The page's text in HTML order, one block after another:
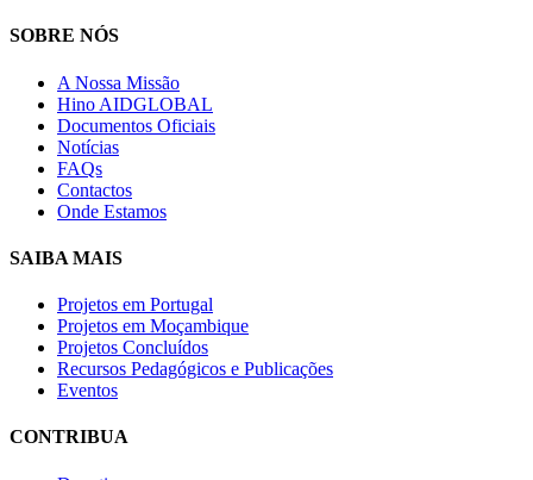
SOBRE NÓS
A Nossa Missão
Hino AIDGLOBAL
Documentos Oficiais
Notícias
FAQs
Contactos
Onde Estamos
SAIBA MAIS
Projetos em Portugal
Projetos em Moçambique
Projetos Concluídos
Recursos Pedagógicos e Publicações
Eventos
CONTRIBUA